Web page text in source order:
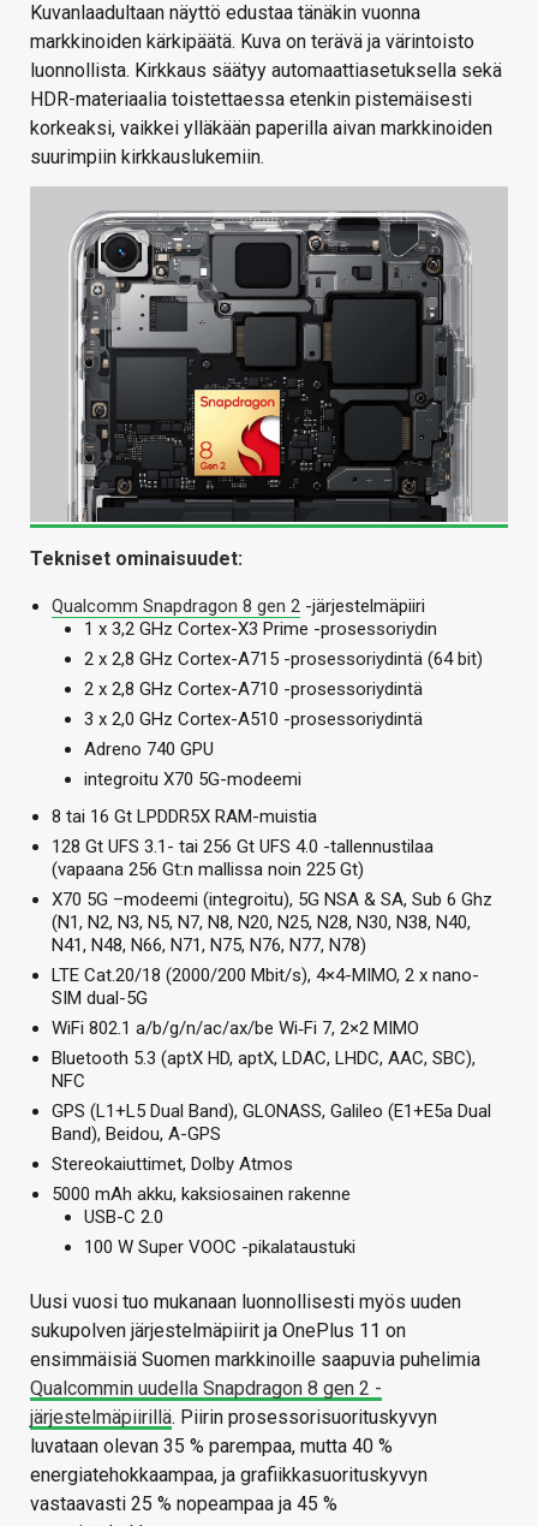
Kuvanlaadultaan näyttö edustaa tänäkin vuonna
markkinoiden kärkipäätä. Kuva on terävä ja värintoisto
luonnollista. Kirkkaus säätyy automaattiasetuksella sekä
HDR-materiaalia toistettaessa etenkin pistemäisesti
korkeaksi, vaikkei ylläkään paperilla aivan markkinoiden
suurimpiin kirkkauslukemiin.
Tekniset ominaisuudet:
Qualcomm Snapdragon 8 gen 2 -järjestelmäpiiri
1 x 3,2 GHz Cortex-X3 Prime -prosessoriydin
2 x 2,8 GHz Cortex-A715 -prosessoriydintä (64 bit)
2 x 2,8 GHz Cortex-A710 -prosessoriydintä
3 x 2,0 GHz Cortex-A510 -prosessoriydintä
Adreno 740 GPU
integroitu X70 5G-modeemi
8 tai 16 Gt LPDDR5X RAM-muistia
128 Gt UFS 3.1- tai 256 Gt UFS 4.0 -tallennustilaa
(vapaana 256 Gt:n mallissa noin 225 Gt)
X70 5G –modeemi (integroitu), 5G NSA & SA, Sub 6 Ghz
(N1, N2, N3, N5, N7, N8, N20, N25, N28, N30, N38, N40,
N41, N48, N66, N71, N75, N76, N77, N78)
LTE Cat.20/18 (2000/200 Mbit/s), 4×4-MIMO, 2 x nano-
SIM dual-5G
WiFi 802.1 a/b/g/n/ac/ax/be Wi‑Fi 7, 2×2 MIMO
Bluetooth 5.3 (aptX HD, aptX, LDAC, LHDC, AAC, SBC),
NFC
GPS (L1+L5 Dual Band), GLONASS, Galileo (E1+E5a Dual
Band), Beidou, A-GPS
Stereokaiuttimet, Dolby Atmos
5000 mAh akku, kaksiosainen rakenne
USB-C 2.0
100 W Super VOOC -pikalataustuki
Uusi vuosi tuo mukanaan luonnollisesti myös uuden
sukupolven järjestelmäpiirit ja OnePlus 11 on
ensimmäisiä Suomen markkinoille saapuvia puhelimia
Qualcommin uudella Snapdragon 8 gen 2 -
järjestelmäpiirillä. Piirin prosessorisuorituskyvyn
luvataan olevan 35 % parempaa, mutta 40 %
energiatehokkaampaa, ja grafiikkasuorituskyvyn
vastaavasti 25 % nopeampaa ja 45 %